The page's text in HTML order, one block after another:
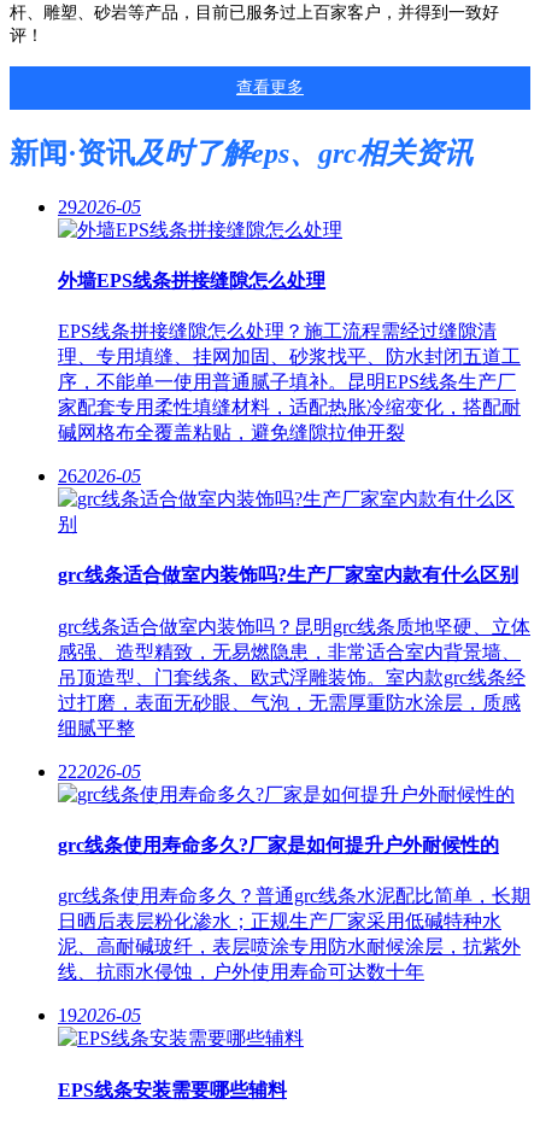
杆、雕塑、砂岩等产品，目前已服务过上百家客户，并得到一致好
评！
查看更多
新闻·资讯及时了解eps、grc相关资讯
292026-05
外墙EPS线条拼接缝隙怎么处理
EPS线条拼接缝隙怎么处理？施工流程需经过缝隙清
理、专用填缝、挂网加固、砂浆找平、防水封闭五道工
序，不能单一使用普通腻子填补。昆明EPS线条生产厂
家配套专用柔性填缝材料，适配热胀冷缩变化，搭配耐
碱网格布全覆盖粘贴，避免缝隙拉伸开裂
262026-05
grc线条适合做室内装饰吗?生产厂家室内款有什么区别
grc线条适合做室内装饰吗？昆明grc线条质地坚硬、立体
感强、造型精致，无易燃隐患，非常适合室内背景墙、
吊顶造型、门套线条、欧式浮雕装饰。室内款grc线条经
过打磨，表面无砂眼、气泡，无需厚重防水涂层，质感
细腻平整
222026-05
grc线条使用寿命多久?厂家是如何提升户外耐候性的
grc线条使用寿命多久？普通grc线条水泥配比简单，长期
日晒后表层粉化渗水；正规生产厂家采用低碱特种水
泥、高耐碱玻纤，表层喷涂专用防水耐候涂层，抗紫外
线、抗雨水侵蚀，户外使用寿命可达数十年
192026-05
EPS线条安装需要哪些辅料